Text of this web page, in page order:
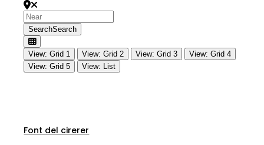
SearchSearch
View: Grid 1 View: Grid 2 View: Grid 3
View: Grid 4
View: Grid 5
View: List
Font del cirerer